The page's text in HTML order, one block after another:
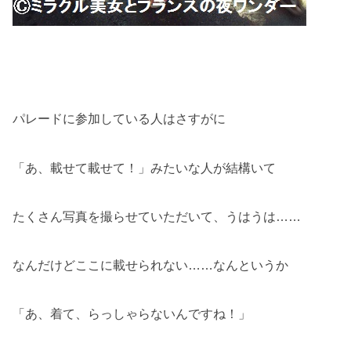
パレードに参加している人はさすがに
「あ、載せて載せて！」みたいな人が結構いて
たくさん写真を撮らせていただいて、うはうは……
なんだけどここに載せられない……なんというか
「あ、着て、らっしゃらないんですね！」